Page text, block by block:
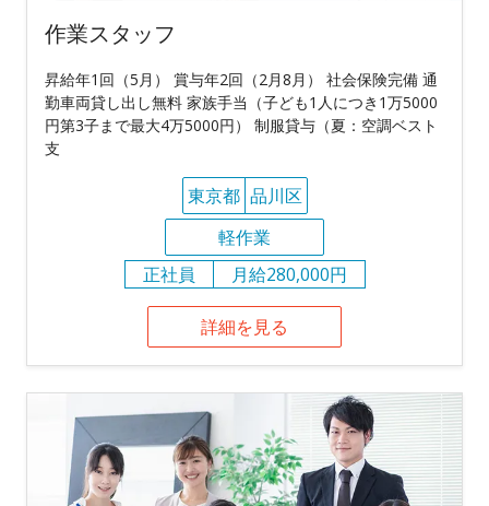
作業スタッフ
昇給年1回（5月） 賞与年2回（2月8月） 社会保険完備 通
勤車両貸し出し無料 家族手当（子ども1人につき1万5000
円第3子まで最大4万5000円） 制服貸与（夏：空調ベスト
支
東京都 品川区
軽作業
正社員
月給280,000円
詳細を見る